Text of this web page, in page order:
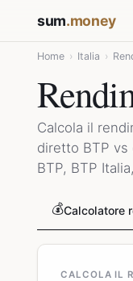
sum.money
Home › Italia ›
Calcola il
diretto BTP
BTP, BTP
💰Calcolatore
CALCOLA IL